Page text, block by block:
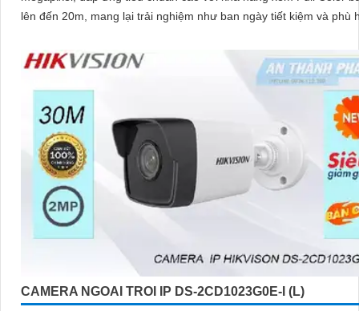
lên đến 20m, mang lại trải nghiệm như ban ngày tiết kiệm và phù
CAMERA NGOAI TROI IP DS-2CD1023G0E-I (L)